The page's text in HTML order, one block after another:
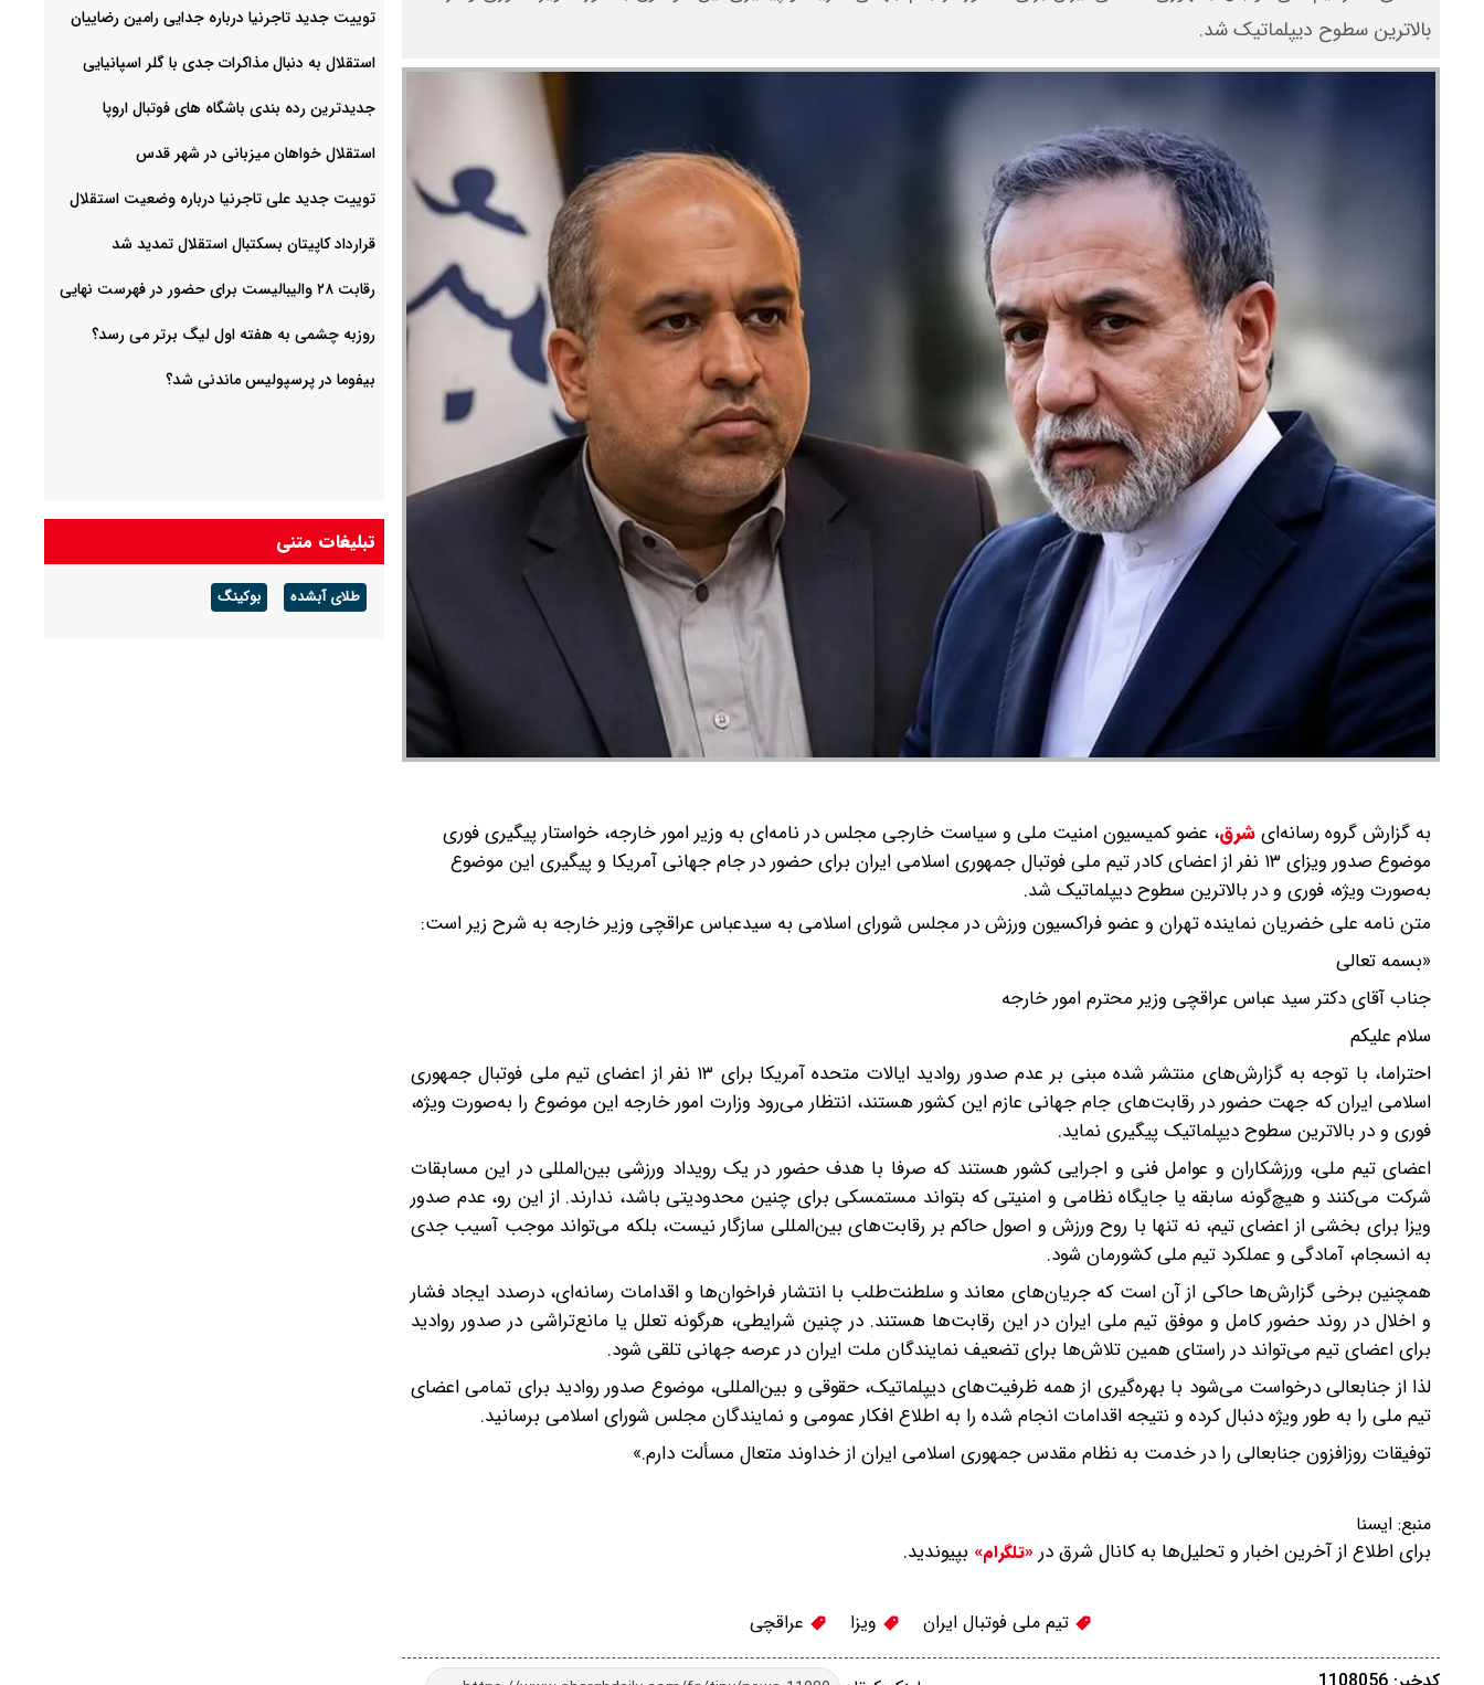
بالاترین سطوح دیپلماتیک شد.
به گزارش گروه رسانه‌ایشرق، عضو کمیسیون امنیت ملی و سیاست خارجی مجلس در نامه‌ای به وزیر امور خارجه، خواستار پیگیری فوری
موضوع صدور ویزای ۱۳ نفر از اعضای کادر تیم ملی فوتبال جمهوری اسلامی ایران برای حضور در جام جهانی آمریکا و پیگیری این موضوع
به‌صورت ویژه، فوری و در بالاترین سطوح دیپلماتیک شد.
متن نامه علی خضریان نماینده تهران و عضو فراکسیون ورزش در مجلس شورای اسلامی به سیدعباس عراقچی وزیر خارجه به شرح زیر است:
«بسمه تعالی
جناب آقای دکتر سید عباس عراقچی وزیر محترم امور خارجه
سلام علیکم
احتراما، با توجه به گزارش‌های منتشر شده مبنی بر عدم صدور روادید ایالات متحده آمریکا برای ۱۳ نفر از اعضای تیم ملی فوتبال جمهوری
اسلامی ایران که جهت حضور در رقابت‌های جام جهانی عازم این کشور هستند، انتظار می‌رود وزارت امور خارجه این موضوع را به‌صورت ویژه،
فوری و در بالاترین سطوح دیپلماتیک پیگیری نماید.
اعضای تیم ملی، ورزشکاران و عوامل فنی و اجرایی کشور هستند که صرفا با هدف حضور در یک رویداد ورزشی بین‌المللی در این مسابقات
شرکت می‌کنند و هیچ‌گونه سابقه یا جایگاه نظامی و امنیتی که بتواند مستمسکی برای چنین محدودیتی باشد، ندارند. از این رو، عدم صدور
ویزا برای بخشی از اعضای تیم، نه تنها با روح ورزش و اصول حاکم بر رقابت‌های بین‌المللی سازگار نیست، بلکه می‌تواند موجب آسیب جدی
به انسجام، آمادگی و عملکرد تیم ملی کشورمان شود.
همچنین برخی گزارش‌ها حاکی از آن است که جریان‌های معاند و سلطنت‌طلب با انتشار فراخوان‌ها و اقدامات رسانه‌ای، درصدد ایجاد فشار
و اخلال در روند حضور کامل و موفق تیم ملی ایران در این رقابت‌ها هستند. در چنین شرایطی، هرگونه تعلل یا مانع‌تراشی در صدور روادید
برای اعضای تیم می‌تواند در راستای همین تلاش‌ها برای تضعیف نمایندگان ملت ایران در عرصه جهانی تلقی شود.
لذا از جنابعالی درخواست می‌شود با بهره‌گیری از همه ظرفیت‌های دیپلماتیک، حقوقی و بین‌المللی، موضوع صدور روادید برای تمامی اعضای
تیم ملی را به طور ویژه دنبال کرده و نتیجه اقدامات انجام شده را به اطلاع افکار عمومی و نمایندگان مجلس شورای اسلامی برسانید.
توفیقات روزافزون جنابعالی را در خدمت به نظام مقدس جمهوری اسلامی ایران از خداوند متعال مسألت دارم.»
منبع: ایسنا
برای اطلاع از آخرین اخبار و تحلیل‌ها به کانال شرق در «تلگرام» بپیوندید.
تیم ملی فوتبال ایران ویزا عراقچی
توییت جدید تاجرنیا درباره جدایی رامین رضاییان
استقلال به دنبال مذاکرات جدی با گلر اسپانیایی
جدیدترین رده بندی باشگاه های فوتبال اروپا
استقلال خواهان میزبانی در شهر قدس
توییت جدید علی تاجرنیا درباره وضعیت استقلال
قرارداد کاپیتان بسکتبال استقلال تمدید شد
رقابت ۲۸ والیبالیست برای حضور در فهرست نهایی
روزبه چشمی به هفته اول لیگ برتر می رسد؟
بیفوما در پرسپولیس ماندنی شد؟
تبلیغات متنی
طلای آبشده بوکینگ